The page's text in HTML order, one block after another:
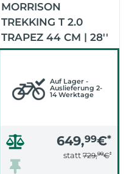
MORRISON
TREKKING T 2.0
TRAPEZ 44 CM | 28''
(WHITE)
Auf Lager -
Auslieferung 2-
14 Werktage
649,99€*
statt 729,99€*